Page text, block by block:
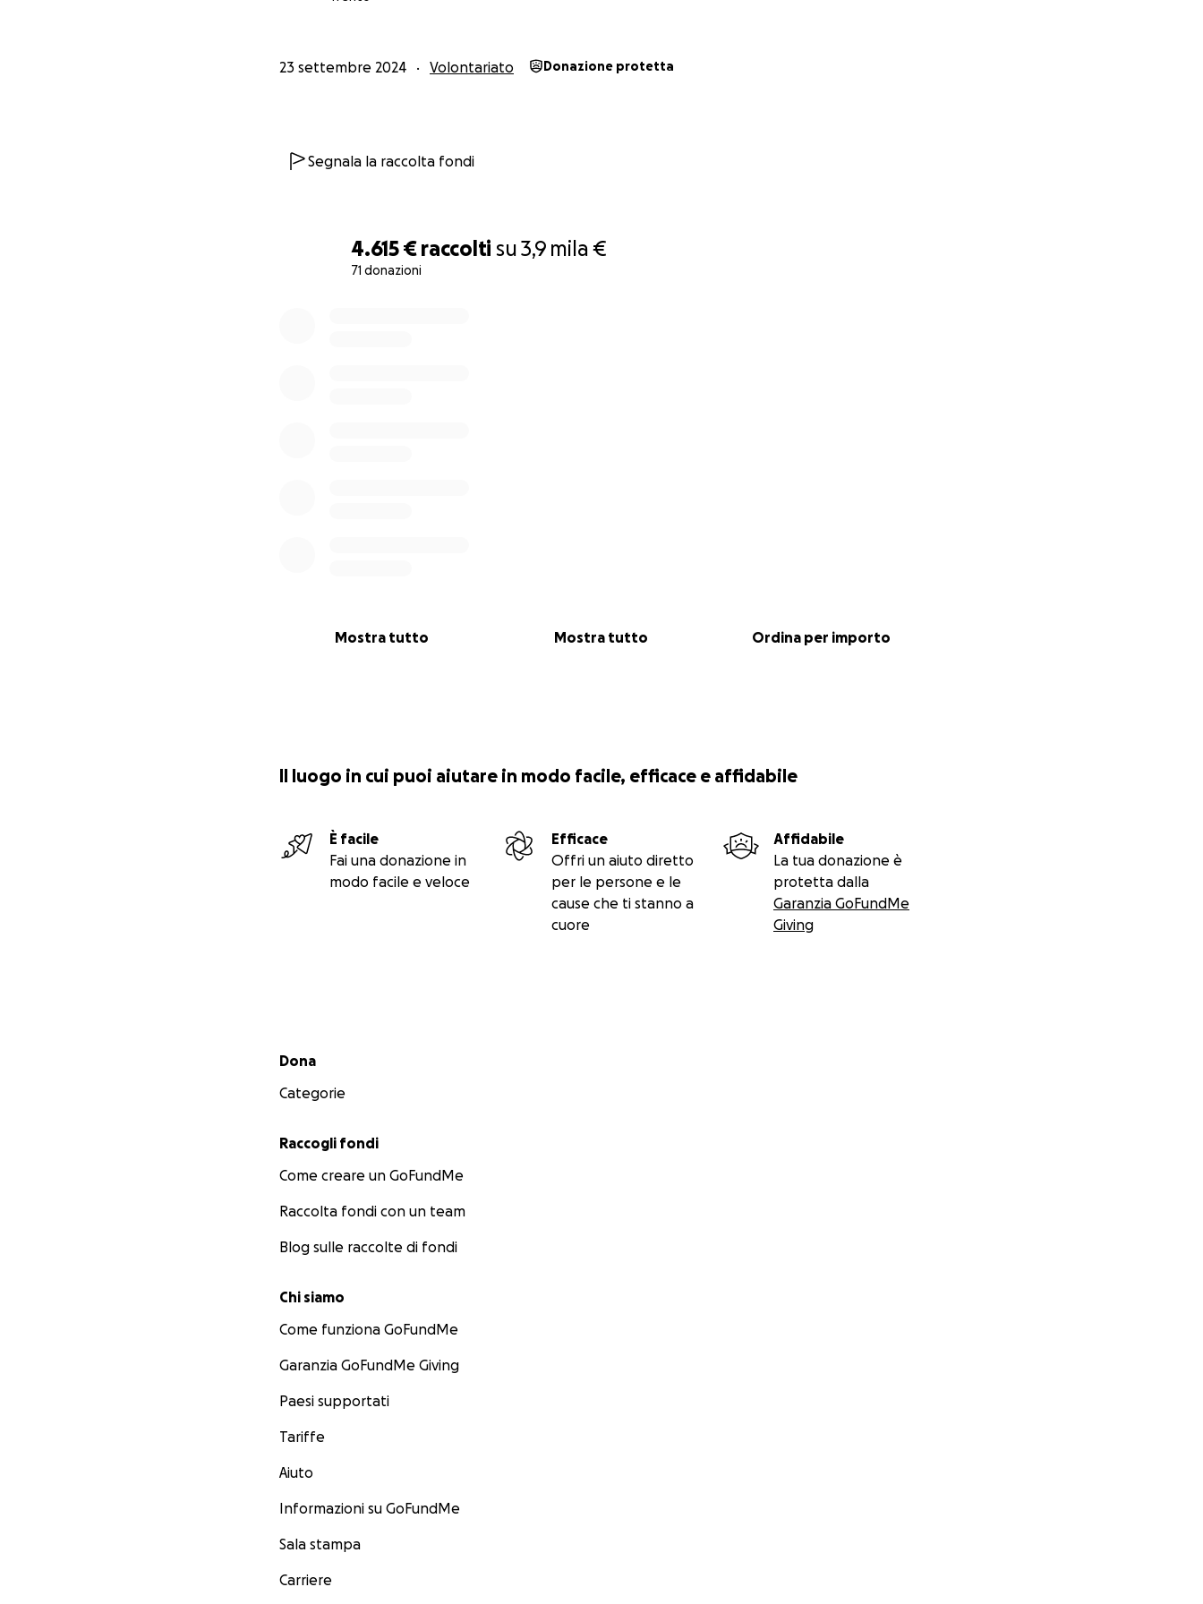
4.615 € raccolti su3,9 mila €
71 donazioni
Mostra tutto Mostra tutto Ordina per importo
Una festa danzante ️
cuore! ❤️
23 settembre 2024 Volontariato Donazione protetta
Segnala la raccolta fondi
Il luogo in cui puoi aiutare in modo facile, efficace e affidabile
È facile
Fai una donazione in
modo facile e veloce
Efficace
Offri un aiuto diretto
per le persone e le
cause che ti stanno a
cuore
Affidabile
La tua donazione è
protetta dalla
Garanzia GoFundMe
Giving
Menu secondario
Dona
Categorie
Raccogli fondi
Come creare un GoFundMe
Raccolta fondi con un team
Blog sulle raccolte di fondi
Chi siamo
Come funziona GoFundMe
Garanzia GoFundMe Giving
Paesi supportati
Tariffe
Aiuto
Informazioni su GoFundMe
Sala stampa
Carriere